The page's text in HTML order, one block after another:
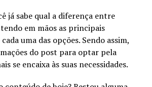
já sabe qual a diferença entre
em mãos as principais
uma das opções. Sendo assim,
do post para optar pela
se encaixa às suas necessidades.